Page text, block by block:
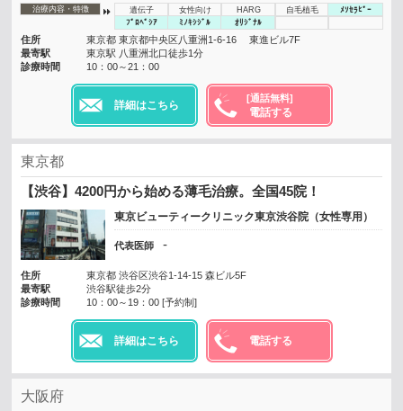
治療内容・特徴 遺伝子 女性向け HARG 自毛植毛
ﾒｿｾﾗﾋﾟｰ
ﾌﾟﾛﾍﾟｼｱ
ﾐﾉｷｼｼﾞﾙ ｵﾘｼﾞﾅﾙ
住所
東京都 東京都中央区八重洲1-6-16 東進ビル7F
最寄駅
東京駅 八重洲北口徒歩1分
診療時間
10：00～21：00
詳細はこちら
[通話無料]
電話する
東京都
【渋谷】4200円から始める薄毛治療。全国45院！
東京ビューティークリニック東京渋谷院（女性専用）
代表医師 -
住所
東京都 渋谷区渋谷1-14-15 森ビル5F
最寄駅
渋谷駅徒歩2分
診療時間
10：00～19：00 [予約制]
詳細はこちら 電話する
大阪府